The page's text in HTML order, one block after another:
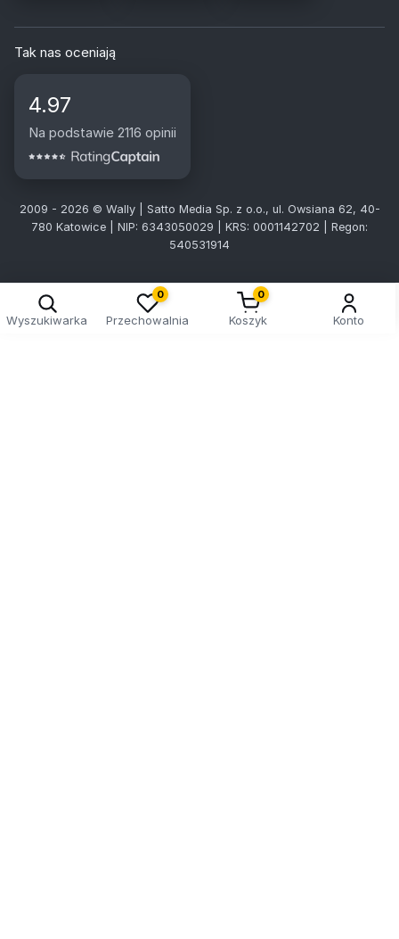
Tak nas oceniają
4.97
Na podstawie 2116 opinii
2009 - 2026 © Wally | Satto Media Sp. z o.o., ul. Owsiana 62, 40-
780 Katowice | NIP: 6343050029 | KRS: 0001142702 | Regon:
540531914
Wyszukiwarka
0
Przechowalnia
0
Koszyk Konto